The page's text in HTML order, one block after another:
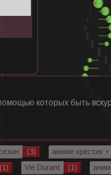
которых быть
(3) аниме крестик
(1) Vie Durant (1)